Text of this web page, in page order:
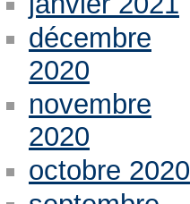
décembre
2020
novembre
2020
octobre 2020